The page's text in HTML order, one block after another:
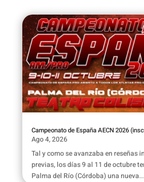
Campeonato de España AECN 2026
Ago 4, 2026
Tal y como se avanzaba en reseñas
previas, los días 9 al 11 de octubre
Palma del Río (Córdoba) una nueva...